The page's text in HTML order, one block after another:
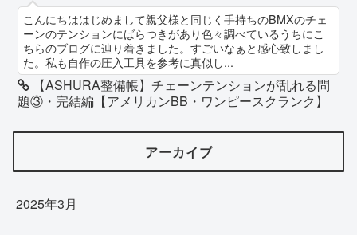
こんにちははじめまして親父様と同じく手持ちのBMXのチェ
ーンのテンションにばらつきがあり色々調べているうちにこ
ちらのブログに辿り着きました。すごいなぁと感心致しまし
た。私も自作の圧入工具を参考に真似し...
【ASHURA整備帳】チェーンテンションが乱れる問
題③・完結編【アメリカンBB・ワンピースクランク】
アーカイブ
2025年3月